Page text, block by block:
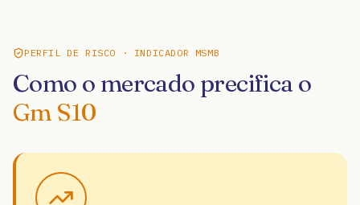
PERFIL DE RISCO · INDICADOR MSMB
Como o mercado precifica o
Gm S10